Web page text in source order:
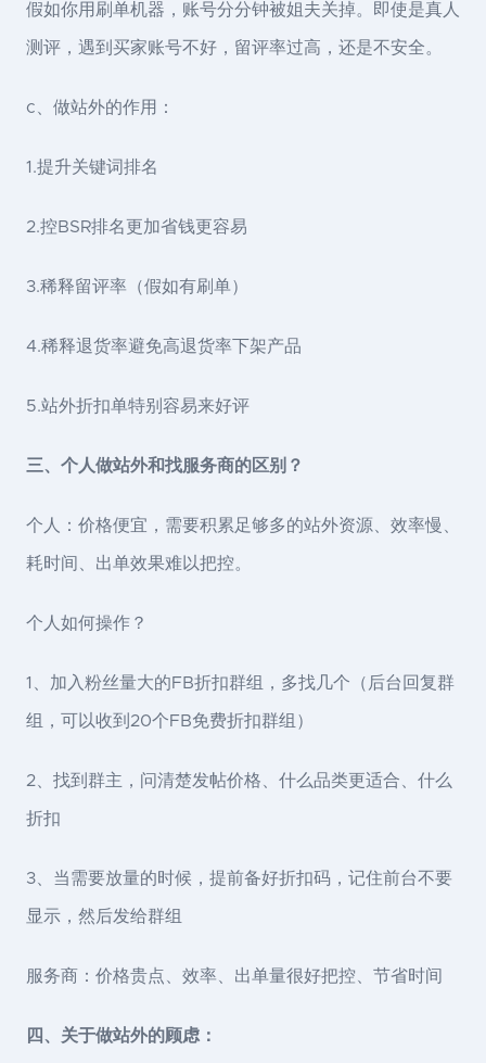
假如你用刷单机器，账号分分钟被姐夫关掉。即使是真人
测评，遇到买家账号不好，留评率过高，还是不安全。
c、做站外的作用：
1.提升关键词排名
2.控BSR排名更加省钱更容易
3.稀释留评率（假如有刷单）
4.稀释退货率避免高退货率下架产品
5.站外折扣单特别容易来好评
三、个人做站外和找服务商的区别？
个人：价格便宜，需要积累足够多的站外资源、效率慢、
耗时间、出单效果难以把控。
个人如何操作？
1、加入粉丝量大的FB折扣群组，多找几个（后台回复群
组，可以收到20个FB免费折扣群组）
2、找到群主，问清楚发帖价格、什么品类更适合、什么
折扣
3、当需要放量的时候，提前备好折扣码，记住前台不要
显示，然后发给群组
服务商：价格贵点、效率、出单量很好把控、节省时间
四、关于做站外的顾虑：